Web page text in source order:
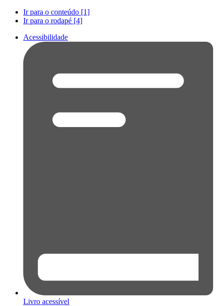
Ir para o conteúdo [1]
Ir para o rodapé [4]
Acessibilidade
Livro acessível